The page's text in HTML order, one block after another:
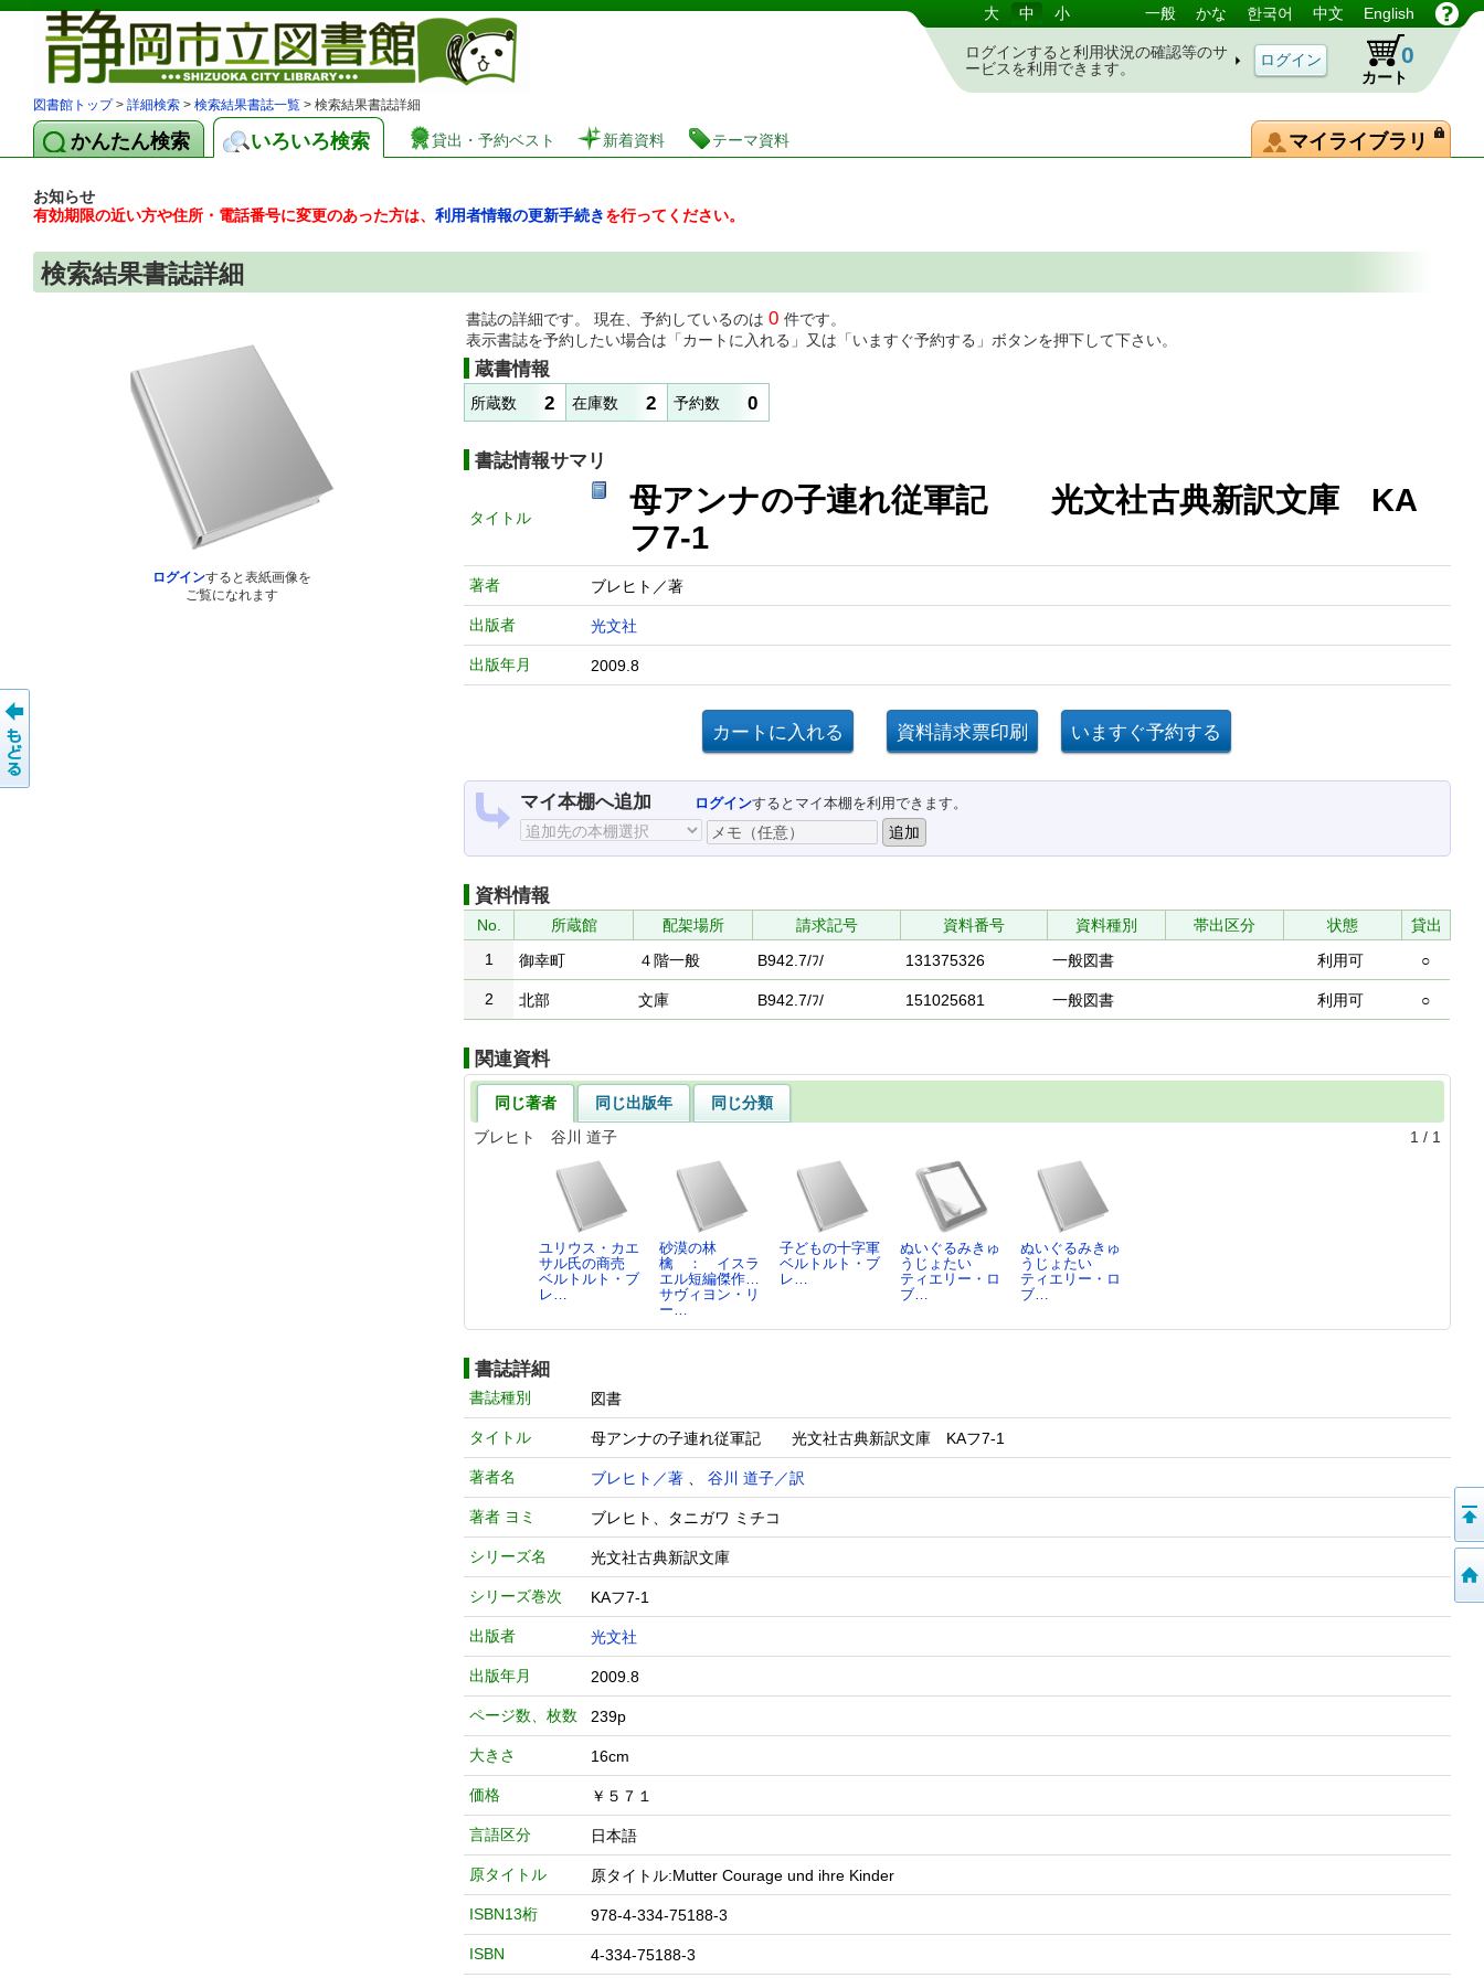
図書館 蔵書検索・予約システム 大 中 小 一般 かな 한국어 中文 English
ログインすると利用状況の確認等のサ
ービスを利用できます。
カート
0
図書館トップ> 詳細検索 > 検索結果書誌一覧 > 検索結果書誌詳細
かんたん検索 いろいろ検索 貸出・予約ベスト 新着資料 テーマ資料 マイライブラリ
お知らせ
有効期限の近い方や住所・電話番号に変更のあった方は、 利用者情報の更新手続きを行ってください。
検索結果書誌詳細
ログインすると表紙画像を
ご覧になれます
書誌の詳細です。 現在、予約しているのは 0 件です。
表示書誌を予約したい場合は「カートに入れる」又は「いますぐ予約する」ボタンを押下して下さい。
蔵書情報
所蔵数 2 在庫数 2 予約数 0
書誌情報サマリ
タイトル
母アンナの子連れ従軍記 光文社古典新訳文庫 KA
フ7-1
著者 ブレヒト／著
出版者 光文社
出版年月 2009.8
マイ本棚へ追加 ログインするとマイ本棚を利用できます。
資料情報
No. 所蔵館 配架場所 請求記号 資料番号 資料種別 帯出区分 状態
貸出
1
御幸町 ４階一般 B942.7/ﾌ/ 131375326 一般図書 利用可 ○
2 北部 文庫 B942.7/ﾌ/ 151025681 一般図書 利用可 ○
関連資料
同じ著者 同じ出版年
同じ分類
ブレヒト 谷川 道子
1 / 1
ユリウス・カエ
サル氏の商売
ベルトルト・ブ
レ…
砂漠の林
檎 ： イスラ
エル短編傑作…
サヴィヨン・リ
ー…
子どもの十字軍
ベルトルト・ブ
レ…
ぬいぐるみきゅ
うじょたい
ティエリー・ロ
ブ…
ぬいぐるみきゅ
うじょたい
ティエリー・ロ
ブ…
書誌詳細
書誌種別 図書
タイトル 母アンナの子連れ従軍記 光文社古典新訳文庫 KAフ7-1
著者名 ブレヒト／著 谷川 道子／訳
著者 ヨミ ブレヒト、タニガワ ミチコ
シリーズ名 光文社古典新訳文庫
シリーズ巻次 KAフ7-1
出版者 光文社
出版年月 2009.8
ページ数、枚数 239p
大きさ 16cm
価格 ￥５７１
言語区分 日本語
原タイトル 原タイトル:Mutter Courage und ihre Kinder
ISBN13桁 978-4-334-75188-3
ISBN 4-334-75188-3